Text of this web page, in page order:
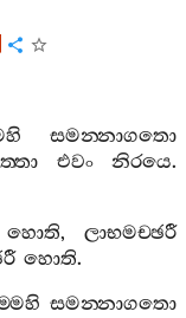
සමන‍්නාගතො
එවං නිරයෙ.
හොති, ලාභමච‍්ඡරී
හොති.
සමන‍්නාගතො